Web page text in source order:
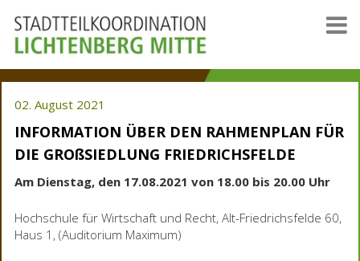
02. August 2021
INFORMATION ÜBER DEN RAHMENPLAN FÜR
DIE GROßSIEDLUNG FRIEDRICHSFELDE
Am Dienstag, den 17.08.2021 von 18.00 bis 20.00 Uhr
Hochschule für Wirtschaft und Recht, Alt-Friedrichsfelde 60,
Haus 1, (Auditorium Maximum)